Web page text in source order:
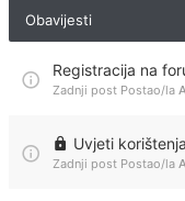
Obavijesti
Registracija na
Zadnji post Postao/la
Uvjeti
Zadnji post Postao/la